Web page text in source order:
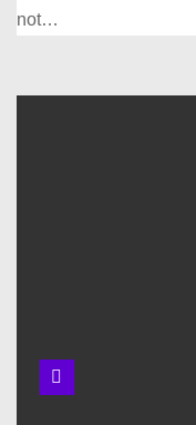
not…